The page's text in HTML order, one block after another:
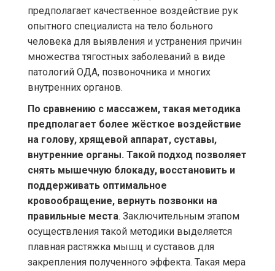
предполагает качественное воздействие рук
опытного специалиста на тело больного
человека для выявления и устранения причин
множества тягостных заболеваний в виде
патологий ОДА, позвоночника и многих
внутренних органов.
По сравнению с массажем, такая методика
предполагает более жёсткое воздействие
на голову, хрящевой аппарат, суставы,
внутренние органы. Такой подход позволяет
снять мышечную блокаду, восстановить и
поддерживать оптимальное
кровообращение, вернуть позвонки на
правильные места. Заключительным этапом
осуществления такой методики выделяется
плавная растяжка мышц и суставов для
закрепления полученного эффекта. Такая мера